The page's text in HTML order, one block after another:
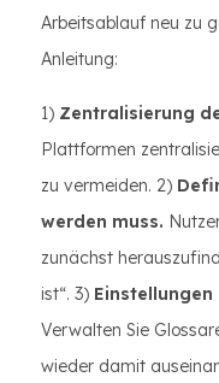
Arbeitsablauf neu zu
Anleitung:
1) Zentralisierung
Plattformen
zu vermeiden. 2)
werden muss.
zunächst
ist“. 3)
Verwalten Sie
wieder damit